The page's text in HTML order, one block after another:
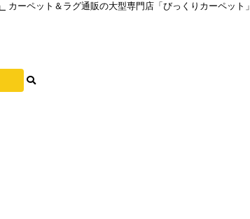
カーペット＆ラグ通販の大型専門店「びっくりカーペット」